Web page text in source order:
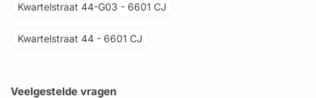
Kwartelstraat 44-G03 - 6601 CJ
Kwartelstraat 44 - 6601 CJ
Veelgestelde vragen